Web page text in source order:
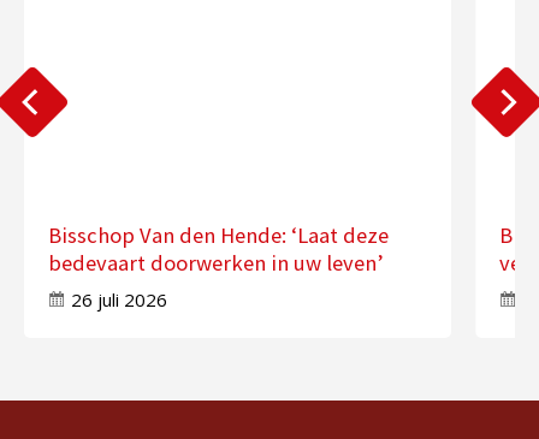
Bisschop Van den Hende: ‘Laat deze
bedevaart doorwerken in uw leven’
26 juli 2026